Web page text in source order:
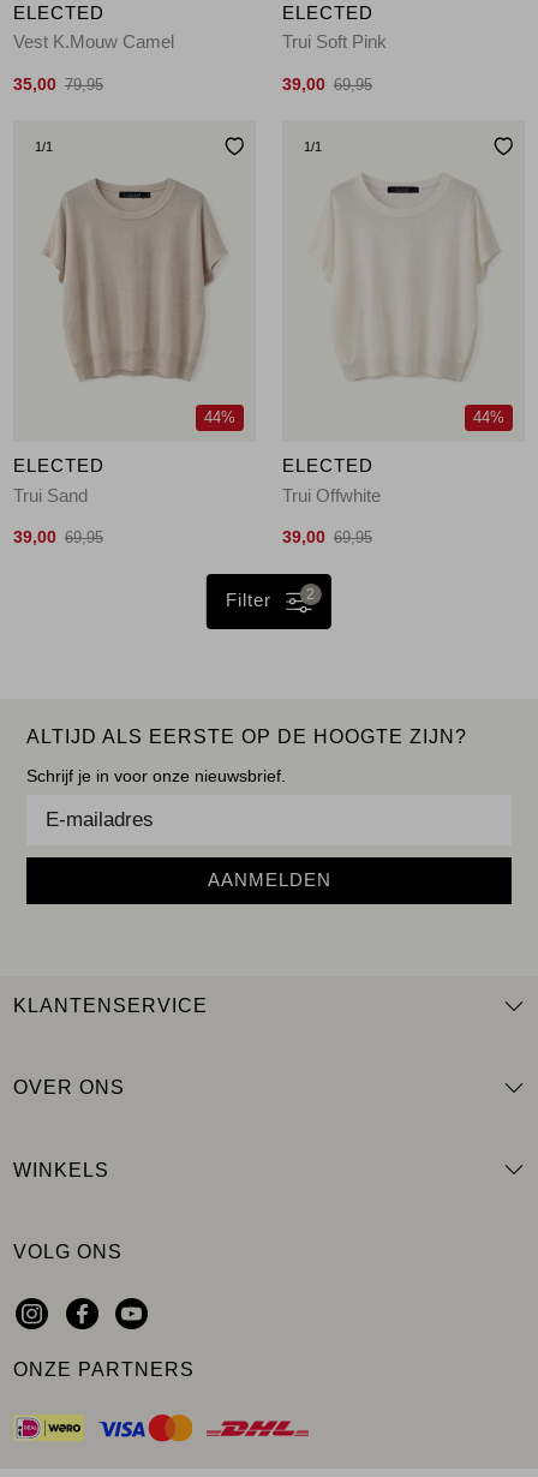
ELECTED
Vest K.Mouw Camel
35,00 79,95
ELECTED
Trui Soft Pink
39,00 69,95
1/1
44%
ELECTED
Trui Sand
39,00 69,95
1/1
44%
ELECTED
Trui Offwhite
39,00 69,95
2
Filter
ALTIJD ALS EERSTE OP DE HOOGTE ZIJN?
Schrijf je in voor onze nieuwsbrief.
AANMELDEN
KLANTENSERVICE
OVER ONS
WINKELS
VOLG ONS
ONZE PARTNERS